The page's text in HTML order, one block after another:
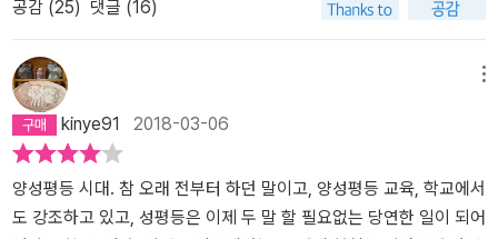
딸의 연인인 ‘그 애’가 밉다. 모든 걸 ‘그 애’ 탓으로 돌리고 싶다. 딸이
시위 현장에서 다쳤다는 말을 듣지 않았더라면, 딸과 뜻을 같이 하는
이 가운데 심하게 다친 이가 있다는 걸 몰랐다면 ‘나’는 어땠을까. 덜
괴롭고 덜 힘들었을지도 모른다. 그러나 그 모든 걸 목도하고 분노하
고 말았다. 왜 내 딸이 다쳐야 하는지, 왜 딸의 친구가 중환자실에 누
워있어야 하는지. 다양성을 존중하는 사회라고 말한다. 학교에서는
다문화 체험을 하고 장애아와 통합교육을 한다고 한다. 정부는 수많
은 정책을 쏟아낸다. 정책과 현실 사이의 괴리감은 좁혀지지 않는다.
럼 빨아들이며 성장한 아이. 아니다, 하면 아니라고 이해하고 옳다, 하
면 옳은 것으로 받아들이던 아이. 잘못했다고 말하고 금세 내가 원하
는 자리로 되돌아오던 아이. 이제 아이는 나를 앞지르고 저만큼 가 버
렸다. 이제는 회초리를 들고 아무리 엄한 얼굴을 해 봐도 소용이 없다.
딸애의 세계는 나로부터 너무 멀다. 딸애는 다시는 내 품으로 돌아오
지 않을 것이다. -97쪽 5살, 3살인 내 아이들은 엄마의 품과 곁을 최
고로 여긴다. 사랑한다고 하면 내가 더 많이 사랑한다는 말을 돌려주
고 뽀뽀를 퍼부으면 간지러워하며 행복하게 웃는다. 고집을 부리다가
공감 (25) 댓글 (16)
kinye91 2018-03-06
양성평등 시대. 참 오래 전부터 하던 말이고, 양성평등 교육, 학교에서
도 강조하고 있고, 성평등은 이제 두 말 할 필요없는 당연한 일이 되어